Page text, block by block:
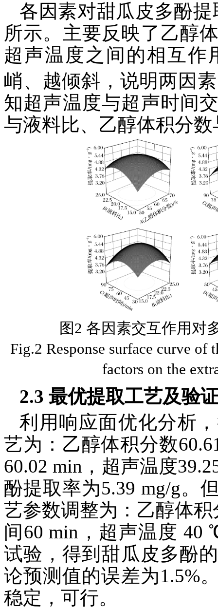
各因素对甜瓜皮多酚
所示。主要反映了乙醇
超声温度之间的相互作
峭、越倾斜，说明两因
知超声温度与超声时间
与液料比、乙醇体积分
图2 各因素交互作用对
Fig.2 Response surface curve
factors on the
2.3 最优提取工艺及验
利用响应面优化分析
艺为：乙醇体积分数
60.02 min，超声温度
酚提取率为5.39 mg/g。
艺参数调整为：乙醇体积
间60 min，超声温度
试验，得到甜瓜皮多酚
论预测值的误差为1.5%
稳定，可行。